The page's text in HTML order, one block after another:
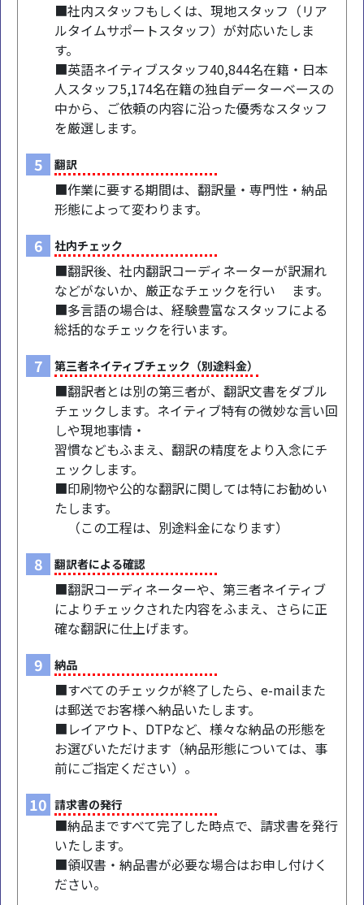
■社内スタッフもしくは、現地スタッフ（リア
ルタイムサポートスタッフ）が対応いたしま
す。
■英語ネイティブスタッフ40,844名在籍・日本
人スタッフ5,174名在籍の独自データーベースの
中から、ご依頼の内容に沿った優秀なスタッフ
を厳選します。
5 翻訳
■作業に要する期間は、翻訳量・専門性・納品
形態によって変わります。
6 社内チェック
■翻訳後、社内翻訳コーディネーターが訳漏れ
などがないか、厳正なチェックを行い ます。
■多言語の場合は、経験豊富なスタッフによる
総括的なチェックを行います。
7 第三者ネイティブチェック（別途料金）
■翻訳者とは別の第三者が、翻訳文書をダブル
チェックします。ネイティブ特有の微妙な言い回
しや現地事情・
習慣などもふまえ、翻訳の精度をより入念にチ
ェックします。
■印刷物や公的な翻訳に関しては特にお勧めい
たします。
（この工程は、別途料金になります）
8 翻訳者による確認
■翻訳コーディネーターや、第三者ネイティブ
によりチェックされた内容をふまえ、さらに正
確な翻訳に仕上げます。
9 納品
■すべてのチェックが終了したら、e-mailまた
は郵送でお客様へ納品いたします。
■レイアウト、DTPなど、様々な納品の形態を
お選びいただけます（納品形態については、事
前にご指定ください）。
10 請求書の発行
■納品まですべて完了した時点で、請求書を発行
いたします。
■領収書・納品書が必要な場合はお申し付けく
ださい。